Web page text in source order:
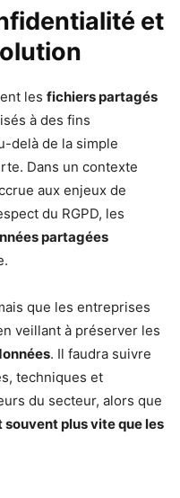
et
les fichiers partagés
à des fins
delà de la simple
Dans un contexte
aux enjeux de
du RGPD, les
partagées
que les entreprises
veillant à préserver les
. Il faudra suivre
techniques et
du secteur, alors que
plus vite que les